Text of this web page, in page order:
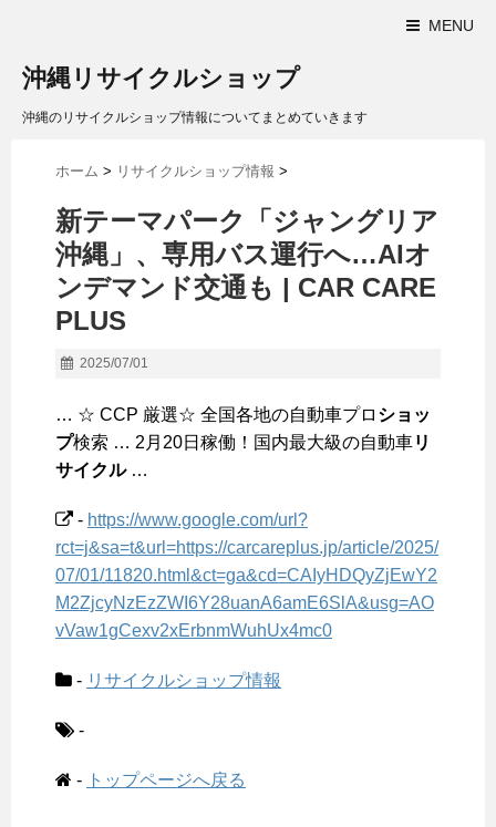
MENU
沖縄リサイクルショップ
沖縄のリサイクルショップ情報についてまとめていきます
ホーム > リサイクルショップ情報 >
新テーマパーク「ジャングリア
沖縄 」、専用バス運行へ…AIオ
ンデマンド交通も | CAR CARE
PLUS
2025/07/01
… ☆ CCP 厳選☆ 全国各地の自動車プロ ショッ
プ検索 … 2月20日稼働！国内最大級の自動車リ
サイクル…
- https://www.google.com/url?
rct=j&sa=t&url=https://carcareplus.jp/article/2025/
07/01/11820.html&ct=ga&cd=CAIyHDQyZjEwY2
M2ZjcyNzEzZWI6Y28uanA6amE6SlA&usg=AO
vVaw1gCexv2xErbnmWuhUx4mc0
- リサイクルショップ情報
-
- トップページへ戻る